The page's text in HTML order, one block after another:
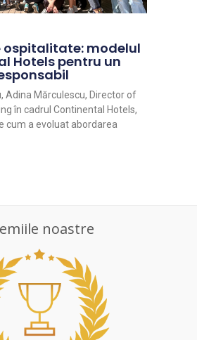
ospitalitate: modelul
Hotels pentru un
Adina Mărculescu, Director of
în cadrul Continental Hotels,
cum a evoluat abordarea
noastre